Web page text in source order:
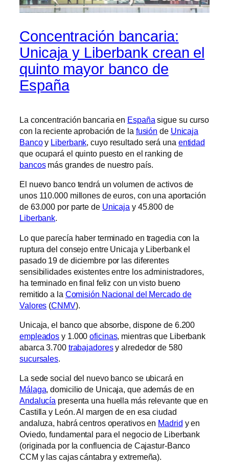
Concentración bancaria:
Unicaja y Liberbank crean el
quinto mayor banco de
España
La concentración bancaria en España sigue su curso
con la reciente aprobación de la fusión de Unicaja
Bancoy Liberbank, cuyo resultado será una entidad
que ocupará el quinto puesto en el ranking de
bancosmás grandes de nuestro país.
El nuevo banco tendrá un volumen de activos de
unos 110.000 millones de euros, con una aportación
de 63.000 por parte de Unicaja y 45.800 de
Liberbank.
Lo que parecía haber terminado en tragedia con la
ruptura del consejo entre Unicaja y Liberbank el
pasado 19 de diciembre por las diferentes
sensibilidades existentes entre los administradores,
ha terminado en final feliz con un visto bueno
remitido a la Comisión Nacional del Mercado de
Valores (CNMV).
Unicaja, el banco que absorbe, dispone de 6.200
empleados y 1.000oficinas, mientras que Liberbank
abarca 3.700 trabajadoresy alrededor de 580
sucursales.
La sede social del nuevo banco se ubicará en
Málaga, domicilio de Unicaja, que además de en
Andalucía presenta una huella más relevante que en
Castilla y León. Al margen de en esa ciudad
andaluza, habrá centros operativos en Madrid y en
Oviedo, fundamental para el negocio de Liberbank
(originada por la confluencia de Cajastur-Banco
CCM y las cajas cántabra y extremeña).